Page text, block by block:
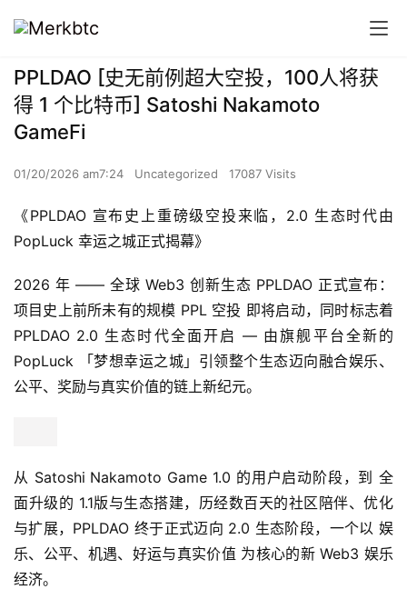
PPLDAO [史无前例超大空投，100人将获
得 1 个比特币] Satoshi Nakamoto
GameFi
01/20/2026 am7:24 Uncategorized 17087 Visits
《PPLDAO 宣布史上重磅级空投来临，2.0 生态时代由
PopLuck 幸运之城正式揭幕》
2026 年 —— 全球 Web3 创新生态 PPLDAO 正式宣布：
项目史上前所未有的规模 PPL 空投 即将启动，同时标志着
PPLDAO 2.0 生态时代全面开启 — 由旗舰平台全新的
PopLuck 「梦想幸运之城」引领整个生态迈向融合娱乐、
公平、奖励与真实价值的链上新纪元。
从 Satoshi Nakamoto Game 1.0 的用户启动阶段，到 全
面升级的 1.1版与生态搭建，历经数百天的社区陪伴、优化
与扩展，PPLDAO 终于正式迈向 2.0 生态阶段，一个以 娱
乐、公平、机遇、好运与真实价值 为核心的新 Web3 娱乐
经济。